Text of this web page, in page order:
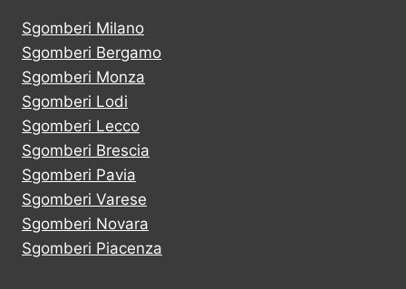
Sgomberi Milano
Sgomberi Bergamo
Sgomberi Monza
Sgomberi Lodi
Sgomberi Lecco
Sgomberi Brescia
Sgomberi Pavia
Sgomberi Varese
Sgomberi Novara
Sgomberi Piacenza